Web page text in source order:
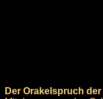
Der Orakelspruch